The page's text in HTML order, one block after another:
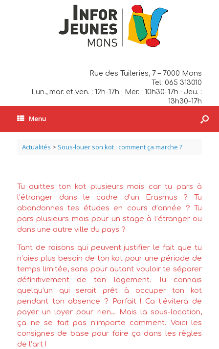
Rue des Tuileries, 7 – 7000 Mons
Tel. 065 313010
Lun., mar. et ven. : 12h-17h · Mer. : 10h30-17h · Jeu. :
13h30-17h
Menu
Actualités > Sous-louer son kot : comment ça marche ?
Tu quittes ton kot plusieurs mois car tu pars à
l’étranger dans le cadre d’un Erasmus ? Tu
abandonnes tes études en cours d’année ? Tu
pars plusieurs mois pour un stage à l’étranger ou
dans une autre ville du pays ?
Tant de raisons qui peuvent justifier le fait que tu
n’aies plus besoin de ton kot pour une période de
temps limitée, sans pour autant vouloir te séparer
définitivement de ton logement. Tu connais
quelqu’un qui serait prêt à occuper ton kot
pendant ton absence ? Parfait ! Ca t’évitera de
payer un loyer pour rien… Mais la sous-location,
ça ne se fait pas n’importe comment. Voici les
consignes de base pour faire ça dans les règles
de l’art !